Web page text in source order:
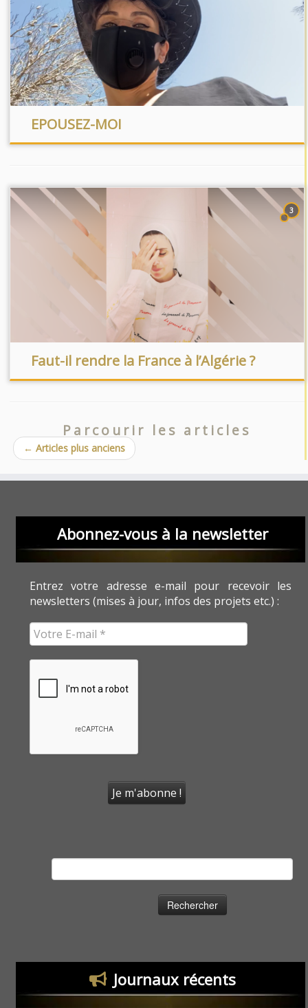
EPOUSEZ-MOI
3
Faut-il rendre la France à l’Algérie ?
Parcourir les articles
← Articles plus anciens
Abonnez-vous à la newsletter
Entrez votre adresse e-mail pour recevoir les
newsletters (mises à jour, infos des projets etc.) :
Journaux récents